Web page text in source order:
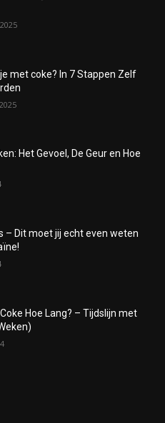
met coke? In 7 Stappen Zelf
Het Gevoel, De Geur en Hoe
– Dit moet jij echt even weten
Hoe Lang? – Tijdslijn met